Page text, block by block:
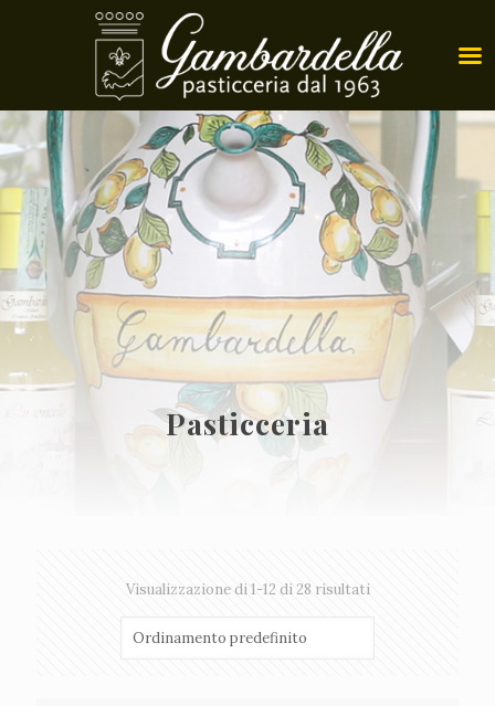
Pasticceria
Visualizzazione di 1-12 di 28 risultati